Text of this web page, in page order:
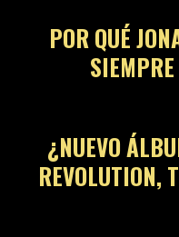
POR QUÉ
¿NUEVO
REVOLUTION,